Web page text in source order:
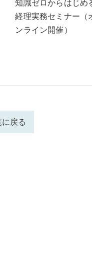
知識ゼロからはじめ
経理実務セミナー（
ンライン開催）
に戻る